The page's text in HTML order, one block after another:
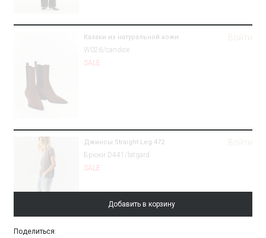
Казаки из натуральной кожи
W026/candice
SALE
Войти
Джинсы Straight Leg 472
Брюки D441/latgard
SALE
Войти
Добавить в корзину
Поделиться: